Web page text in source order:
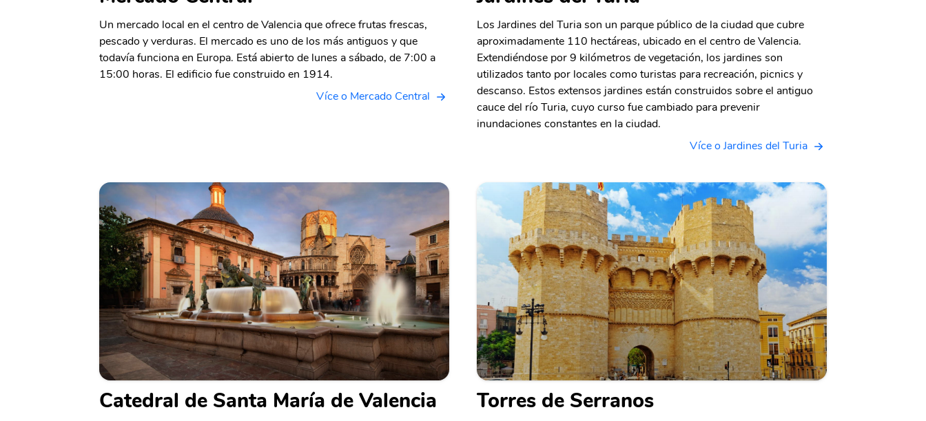
Un mercado local en el centro de Valencia que ofrece frutas frescas,
pescado y verduras. El mercado es uno de los más antiguos y que
todavía funciona en Europa. Está abierto de lunes a sábado, de 7:00 a
15:00 horas. El edificio fue construido en 1914.
Více o Mercado Central
Los Jardines del Turia son un parque público de la ciudad que cubre
aproximadamente 110 hectáreas, ubicado en el centro de Valencia.
Extendiéndose por 9 kilómetros de vegetación, los jardines son
utilizados tanto por locales como turistas para recreación, picnics y
descanso. Estos extensos jardines están construidos sobre el antiguo
cauce del río Turia, cuyo curso fue cambiado para prevenir
inundaciones constantes en la ciudad.
Více o Jardines del Turia
Catedral de Santa María de Valencia Torres de Serranos